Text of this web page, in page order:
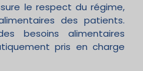
le respect du régime,
des patients.
besoins alimentaires
pris en charge